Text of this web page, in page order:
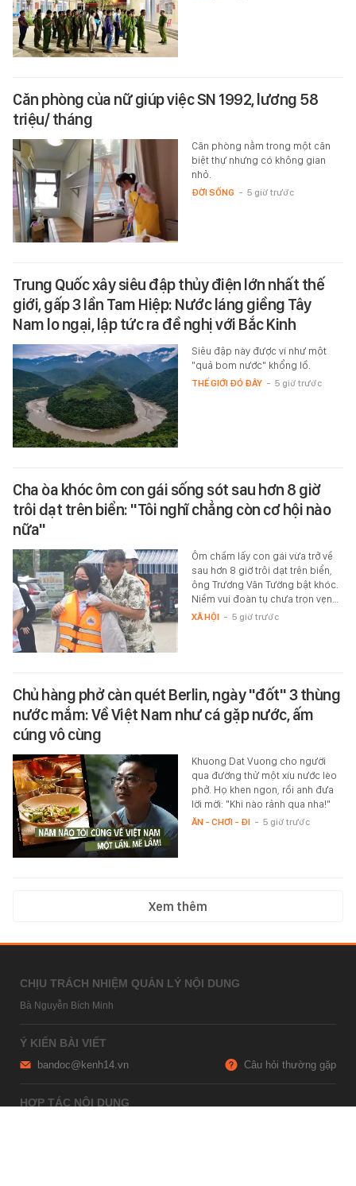
Căn phòng của nữ giúp việc SN 1992, lương 58
triệu/ tháng
Căn phòng nằm trong một căn
biệt thự nhưng có không gian
nhỏ.
ĐỜI SỐNG - 5 giờ trước
Trung Quốc xây siêu đập thủy điện lớn nhất thế
giới, gấp 3 lần Tam Hiệp: Nước láng giềng Tây
Nam lo ngại, lập tức ra đề nghị với Bắc Kinh
Siêu đập này được ví như một
"quả bom nước" khổng lồ.
THẾ GIỚI ĐÓ ĐÂY - 5 giờ trước
Cha òa khóc ôm con gái sống sót sau hơn 8 giờ
trôi dạt trên biển: "Tôi nghĩ chẳng còn cơ hội nào
nữa"
Ôm chầm lấy con gái vừa trở về
sau hơn 8 giờ trôi dạt trên biển,
ông Trương Văn Tường bật khóc.
Niềm vui đoàn tụ chưa trọn vẹn…
XÃ HỘI - 5 giờ trước
Chủ hàng phở càn quét Berlin, ngày "đốt" 3 thùng
nước mắm: Về Việt Nam như cá gặp nước, ấm
cúng vô cùng
Khuong Dat Vuong cho người
qua đường thử một xíu nước lèo
phở. Họ khen ngon, rồi anh đưa
lời mời: "Khi nào rảnh qua nha!"
ĂN - CHƠI - ĐI - 5 giờ trước
Xem thêm
CHỊU TRÁCH NHIỆM QUẢN LÝ NỘI DUNG
Bà Nguyễn Bích Minh
Ý KIẾN BÀI VIẾT
bandoc@kenh14.vn Câu hỏi thường gặp
HỢP TÁC NỘI DUNG